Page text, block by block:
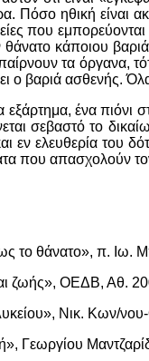
Πόσο ηθική είναι
που
θάνατο κάποιου
τα όργανα,
ο βαριά ασθενής.
εξάρτημα, ένα
σεβαστό το
εν ελευθερία του
που απασχολούν
θάνατο», π. Ιω.
ΟΕΔΒ, Αθ.
Νικ. Κων/νου-
Γεωργίου